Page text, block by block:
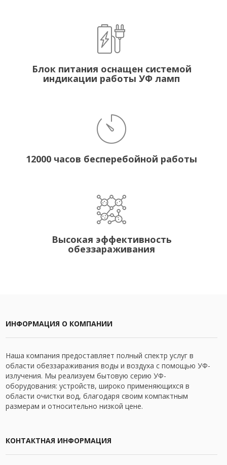
Блок питания оснащен системой
индикации работы УФ ламп
12000 часов бесперебойной работы
Высокая эффективность
обеззараживания
ИНФОРМАЦИЯ О КОМПАНИИ
Наша компания предоставляет полный спектр услуг в
области обеззараживания воды и воздуха с помощью УФ-
излучения. Мы реализуем бытовую серию УФ-
оборудования: устройств, широко применяющихся в
области очистки вод, благодаря своим компактным
размерам и относительно низкой цене.
КОНТАКТНАЯ ИНФОРМАЦИЯ